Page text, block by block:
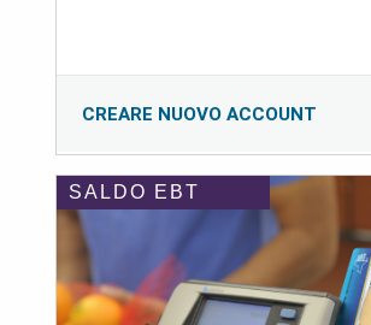
CREARE NUOVO ACCOUNT
SALDO EBT